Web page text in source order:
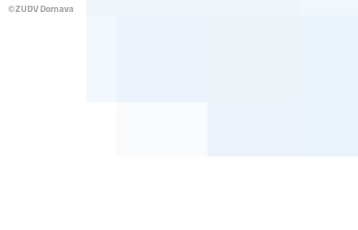
©ZUDV Dornava